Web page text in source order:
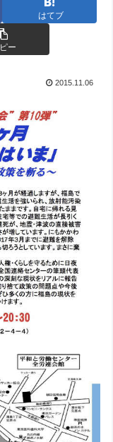
はてブ
ー
2015.11.06